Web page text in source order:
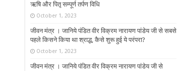
ऋषि और पितृ सम्पूर्ण तर्पण विधि
October 1, 2023
जीवन मंत्र । जानिये पंडित वीर विक्रम नारायण पांडेय जी से सबसे
पहले किसने किया था श्राद्ध, कैसे शुरू हुई ये परंपरा?
October 1, 2023
जीवन मंत्र । जानिये पंडित वीर विक्रम नारायण पांडेय जी से